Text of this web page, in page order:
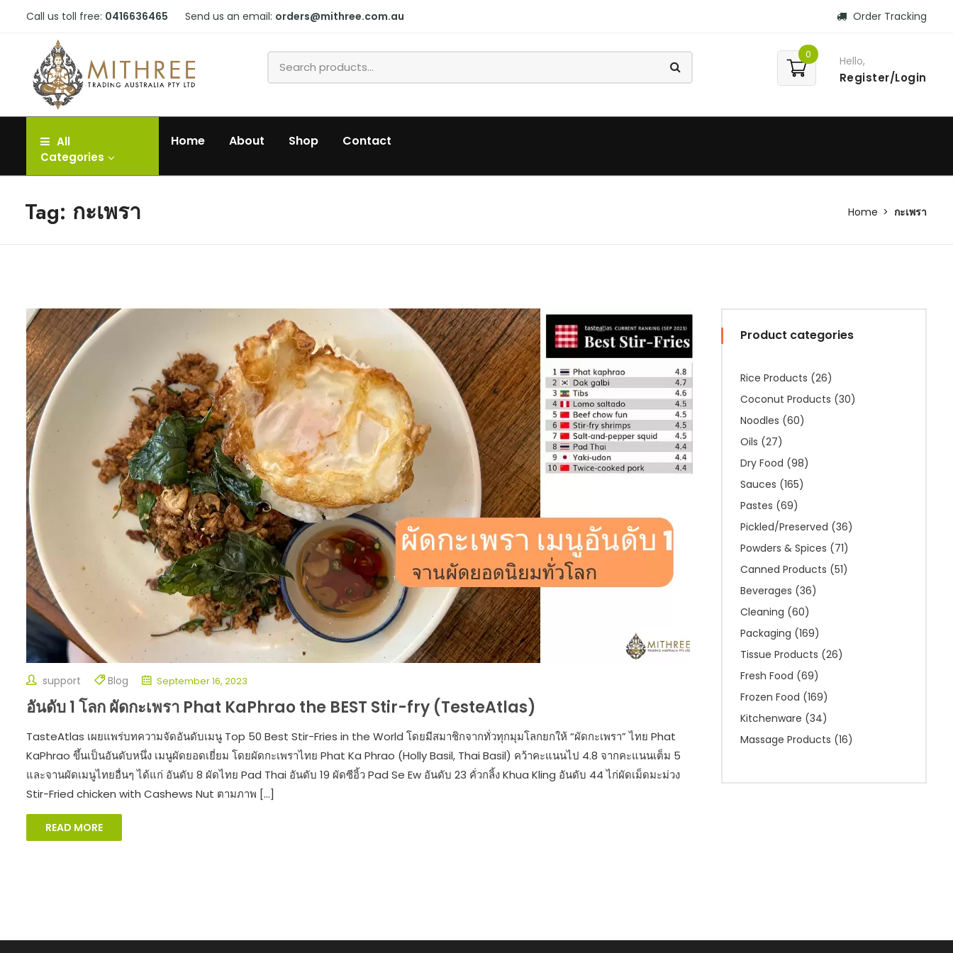
Call us toll free: 0416636465 Send us an email: orders@mithree.com.au Order Tracking
0 Hello,
Register/Login
All
Categories
Home About Shop Contact
Tag: กะเพรา Home กะเพรา
support Blog September 16, 2023
อันดับ 1 โลก ผัดกะเพรา Phat KaPhrao the BEST Stir-fry (TesteAtlas)
TasteAtlas เผยแพร่บทความจัดอันดับเมนู Top 50 Best Stir-Fries in the World โดยมีสมาชิกจากทั่วทุกมุมโลกยกให้ “ผัดกะเพรา” ไทย Phat
KaPhrao ขึ้นเป็นอันดับหนึ่ง เมนูผัดยอดเยี่ยม โดยผัดกะเพราไทย Phat Ka Phrao (Holly Basil, Thai Basil) คว้าคะแนนไป 4.8 จากคะแนนเต็ม 5
และจานผัดเมนูไทยอื่นๆ ได้แก่ อันดับ 8 ผัดไทย Pad Thai อันดับ 19 ผัดซีอิ้ว Pad Se Ew อันดับ 23 คั่วกลิ้ง Khua Kling อันดับ 44 ไก่ผัดเม็ดมะม่วง
Stir-Fried chicken with Cashews Nut ตามภาพ […]
READ MORE
Product categories
Rice Products (26)
Coconut Products (30)
Noodles (60)
Oils (27)
Dry Food (98)
Sauces (165)
Pastes (69)
Pickled/Preserved (36)
Powders & Spices (71)
Canned Products (51)
Beverages (36)
Cleaning (60)
Packaging (169)
Tissue Products (26)
Fresh Food (69)
Frozen Food (169)
Kitchenware (34)
Massage Products (16)